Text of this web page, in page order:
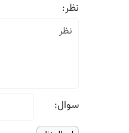
نظر:
سوال: